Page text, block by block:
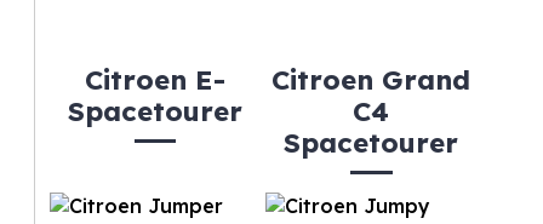
Citroen E-
Spacetourer
Citroen Grand
C4
Spacetourer